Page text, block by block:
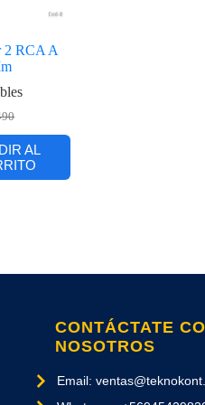
2 RCA A
AL
CONTÁCTATE
NOSOTROS
Email: